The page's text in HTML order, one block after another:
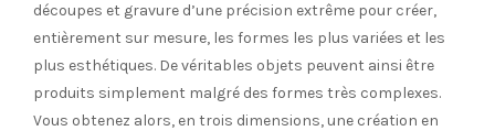
découpes et gravure d’une précision extrême pour créer,
entièrement sur mesure, les formes les plus variées et les
plus esthétiques. De véritables objets peuvent ainsi être
produits simplement malgré des formes très complexes.
Vous obtenez alors, en trois dimensions, une création en